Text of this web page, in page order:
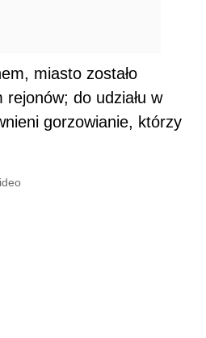
miasto zostało
do udziału w
gorzowianie, którzy